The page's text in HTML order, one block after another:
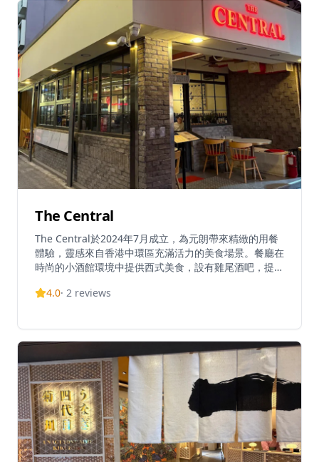
配酸蘿蔔、醬油鮮蝦、海鮮煎餅和炭烤LA雙切牛小排。
餐廳以其獨特的馬格利刨冰(米酒刨冰)甜品而聞名。客人
可以搭配清爽的韓國烈酒如新鮮柚子米酒或手工燒酒,在
韓國城市流行音樂的氛圍中放鬆身心。餐廳設有90分鐘
用餐時限,需要提前預訂(由於需求旺盛通常需提前一個
月),週四至週六預訂需要信用卡擔保。週一至週六晚上6
時至午夜12時營業,週日休息。
The Central
The Central於2024年7月成立，為元朗帶來精緻的用餐
體驗，靈感來自香港中環區充滿活力的美食場景。餐廳在
時尚的小酒館環境中提供西式美食，設有雞尾酒吧，提供
下午3點到晚上7點，所有酒精飲料均價50港元。The
4.0· 2 reviews